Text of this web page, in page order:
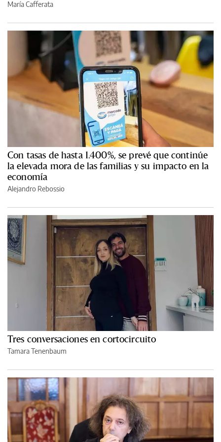
María Cafferata
Con tasas de hasta 1.400%, se prevé que continúe
la elevada mora de las familias y su impacto en la
economía
Alejandro Rebossio
Tres conversaciones en cortocircuito
Tamara Tenenbaum